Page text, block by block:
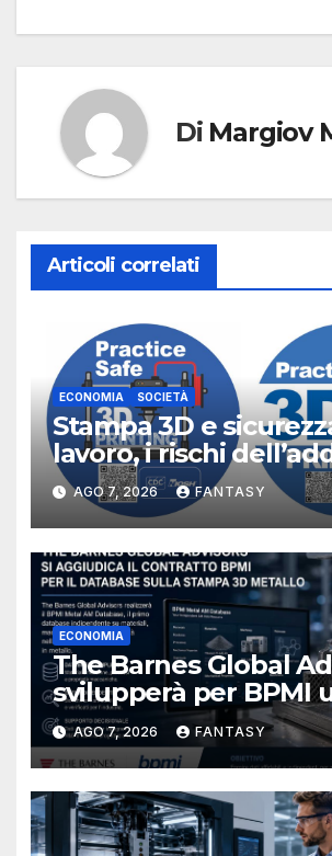
Di Margiov
Articoli correlati
ECONOMIA SOCIETÀ
Stampa 3D e
lavoro, i rischi
manufacturing
NIOSH
AGO 7, 2026 FANTASY
ECONOMIA
The Barnes Global
svilupperà per BPMI
database per la
metallica destinata
navale statunitense
AGO 7, 2026 FANTASY